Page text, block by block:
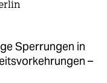
Sperrungen in
–